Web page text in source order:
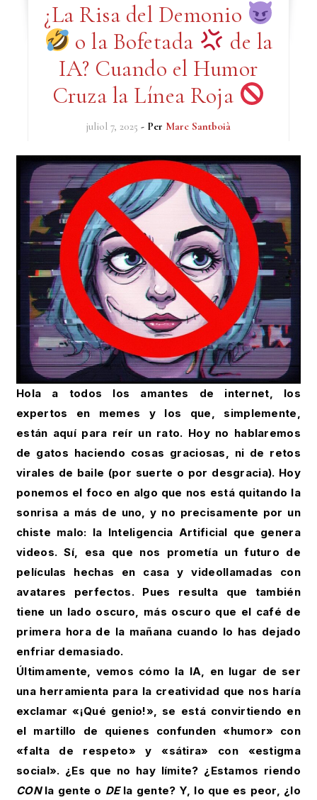
¿La Risa del Demonio
o la Bofetada
de la
IA? Cuando el Humor
Cruza la Línea Roja
juliol 7, 2025 - Per Marc Santboià
Hola a todos los amantes de internet, los
expertos en memes y los que, simplemente,
están aquí para reír un rato. Hoy no hablaremos
de gatos haciendo cosas graciosas, ni de retos
virales de baile (por suerte o por desgracia). Hoy
ponemos el foco en algo que nos está quitando la
sonrisa a más de uno, y no precisamente por un
chiste malo: la Inteligencia Artificial que genera
videos. Sí, esa que nos prometía un futuro de
películas hechas en casa y videollamadas con
avatares perfectos. Pues resulta que también
tiene un lado oscuro, más oscuro que el café de
primera hora de la mañana cuando lo has dejado
enfriar demasiado.
Últimamente, vemos cómo la IA, en lugar de ser
una herramienta para la creatividad que nos haría
exclamar «¡Qué genio!», se está convirtiendo en
el martillo de quienes confunden «humor» con
«falta de respeto» y «sátira» con «estigma
social». ¿Es que no hay límite? ¿Estamos riendo
CONla gente o DEla gente? Y, lo que es peor, ¿lo